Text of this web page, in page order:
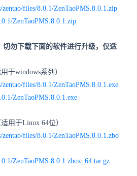
zentao/files/8.0.1/ZenTaoPMS.8.0.1.zip
ZenTaoPMS.8.0.1.zip
切勿下载下面的软件进行升级，仅适
于windows系列）
zentao/files/8.0.1/ZenTaoPMS.8.0.1.exe
ZenTaoPMS.8.0.1.exe
用于Linux 64位）
zentao/files/8.0.1/ZenTaoPMS.8.0.1.zbo
ZenTaoPMS.8.0.1.zbox_64.tar.gz